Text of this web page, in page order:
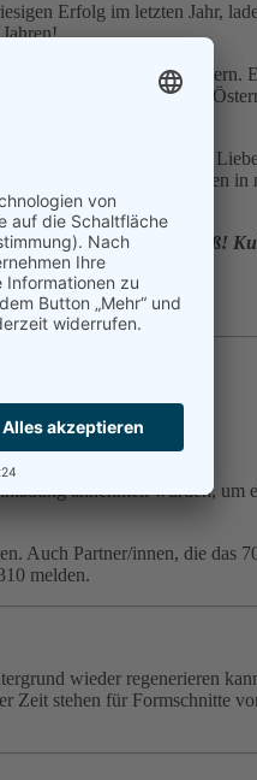
Erfolg im letzten Jahr,
Clips für Kinder und Eltern.
durch Deutschland,
BR-Sommerliederbox.
Songs sind mit viel
mir Kinderlieder" wurden
auch für klein bis groß!
annehmen würden, um
Auch Partner/innen, die das
melden.
wieder regenerieren
stehen für Formschnitte